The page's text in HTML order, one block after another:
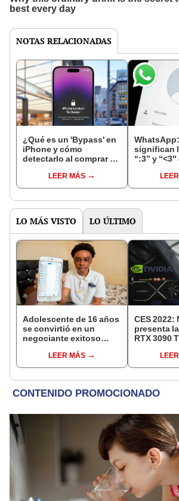
NOTAS RELACIONADAS
¿Qué es un 'Bypass' en
iPhone y cómo
detectarlo al comprar un
LEER MÁS
significan
“:3” y
LO MÁS VISTO LO ÚLTIMO
Adolescente de 16 años
se convirtió en un
negociante exitoso
YouTubeLEER MÁS
CES 2022:
presenta
RTX 3090